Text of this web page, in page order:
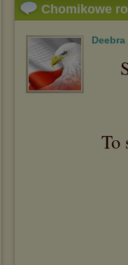
Chomikowe
Deebra
To